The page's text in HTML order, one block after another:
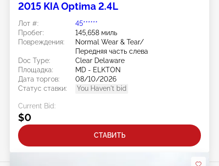
2015 KIA Optima 2.4L
Лот #:
45******
Пробег:
145,658 миль
Повреждения:
Normal Wear & Tear/
Передняя часть слева
Doc Type:
Clear Delaware
Площадка:
MD - ELKTON
Дата торгов:
08/10/2026
Статус ставки:
You Haven't bid
Current Bid:
$0
СТАВИТЬ